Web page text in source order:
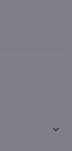
keyboard_arrow_down